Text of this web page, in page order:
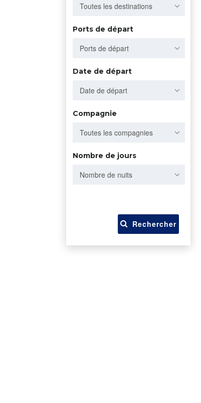
Toutes les destinations
Ports de départ
Ports de départ
Date de départ
Date de départ
Compagnie
Toutes les compagnies
Nombre de jours
Nombre de nuits
Rechercher